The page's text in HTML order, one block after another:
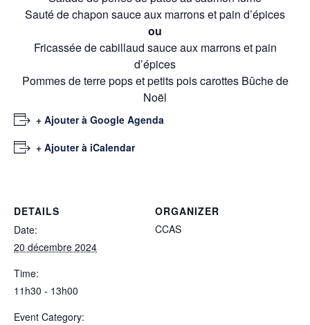
Sauté de chapon sauce aux marrons et pain d’épices
ou
Fricassée de cabillaud sauce aux marrons et pain
d’épices
Pommes de terre pops et petits pois carottes Bûche de
Noël
+ Ajouter à Google Agenda
+ Ajouter à iCalendar
DETAILS
Date:
20 décembre 2024
Time:
11h30 - 13h00
Event Category:
ORGANIZER
CCAS